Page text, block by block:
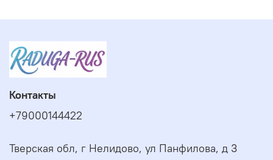
Контакты
+79000144422
Тверская обл, г Нелидово, ул Панфилова, д 3